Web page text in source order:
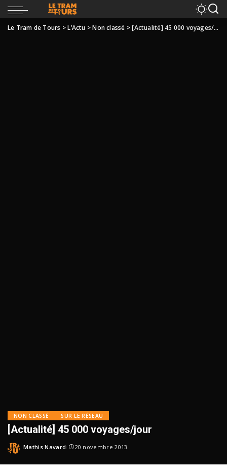
Le Tram de Tours >L’Actu >Non classé >[Actualité] 45 000 voyages/jour
NON CLASSÉ SUR LE RÉSEAU
[Actualité] 45 000 voyages/jour
Mathis Navard 20 novembre 2013